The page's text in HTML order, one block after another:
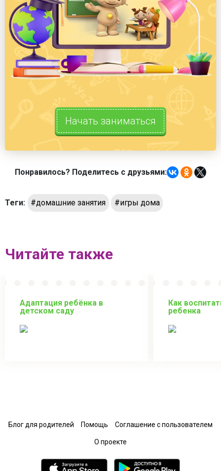
Начать заниматься
Понравилось? Поделитесь с друзьями:
Теги: #домашние занятия #игры дома
Читайте также
Адаптация ребёнка в
детском саду
Как
ребенка
Блог для родителей Помощь Соглашение с пользователем
О проекте